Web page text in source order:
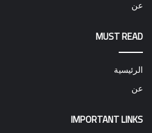
عن
MUST READ
الرئيسية
عن
IMPORTANT LINKS